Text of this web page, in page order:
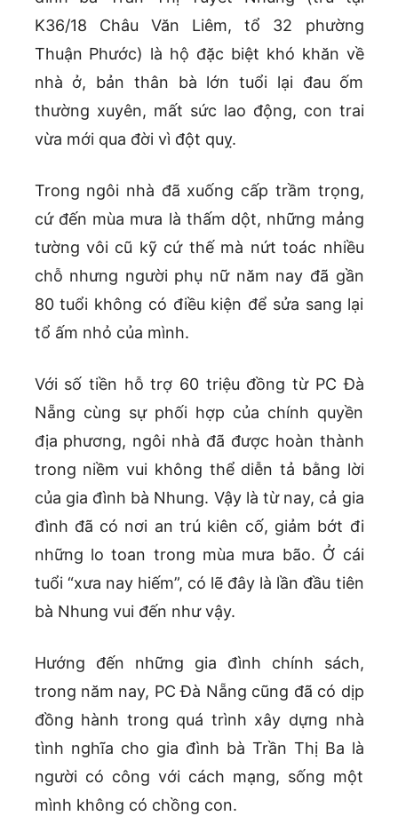
K36/18 Châu Văn Liêm, tổ 32 phường
Thuận Phước) là hộ đặc biệt khó khăn về
nhà ở, bản thân bà lớn tuổi lại đau ốm
thường xuyên, mất sức lao động, con trai
vừa mới qua đời vì đột quỵ.
Trong ngôi nhà đã xuống cấp trầm trọng,
cứ đến mùa mưa là thấm dột, những mảng
tường vôi cũ kỹ cứ thế mà nứt toác nhiều
chỗ nhưng người phụ nữ năm nay đã gần
80 tuổi không có điều kiện để sửa sang lại
tổ ấm nhỏ của mình.
Với số tiền hỗ trợ 60 triệu đồng từ PC Đà
Nẵng cùng sự phối hợp của chính quyền
địa phương, ngôi nhà đã được hoàn thành
trong niềm vui không thể diễn tả bằng lời
của gia đình bà Nhung. Vậy là từ nay, cả gia
đình đã có nơi an trú kiên cố, giảm bớt đi
những lo toan trong mùa mưa bão. Ở cái
tuổi “xưa nay hiếm”, có lẽ đây là lần đầu tiên
bà Nhung vui đến như vậy.
Hướng đến những gia đình chính sách,
trong năm nay, PC Đà Nẵng cũng đã có dịp
đồng hành trong quá trình xây dựng nhà
tình nghĩa cho gia đình bà Trần Thị Ba là
người có công với cách mạng, sống một
mình không có chồng con.